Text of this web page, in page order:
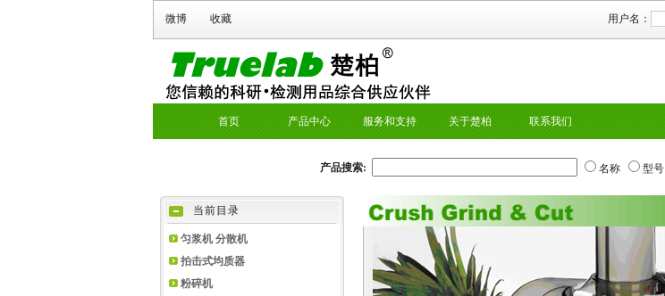
微博 收藏 用户名：
首页 产品中心 服务和支持 关于楚柏 联系我们
产品搜索: 名称 型号
当前目录
匀浆机 分散机
拍击式均质器
粉碎机